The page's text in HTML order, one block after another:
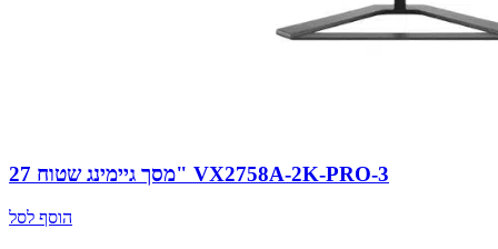
מסך גיימינג שטוח 27" VX2758A-2K-PRO-3
הוסף לסל